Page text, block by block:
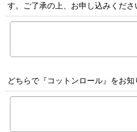
す。ご了承の上、お申し込みくださ
どちらで『コットンロール』をお知